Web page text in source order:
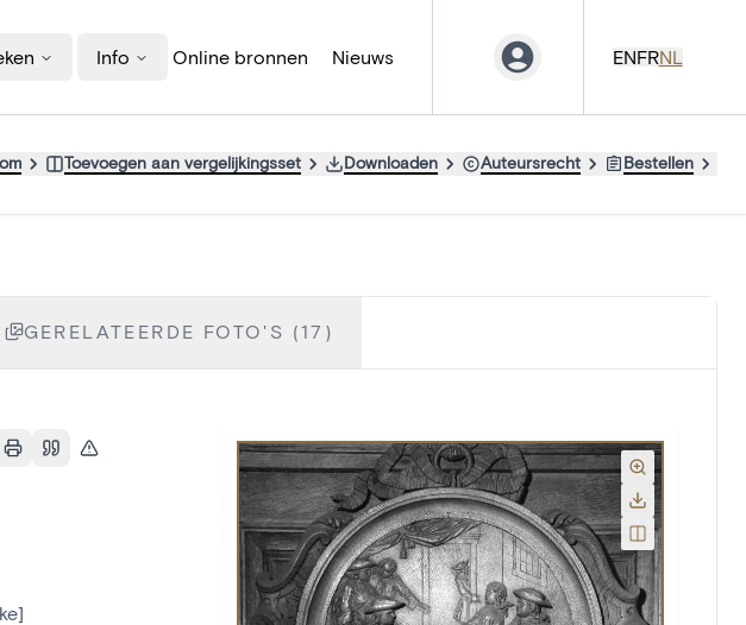
Info Online bronnen Nieuws ENFRNL
Toevoegen aan vergelijkingsset Downloaden Auteursrecht Bestellen
GERELATEERDE FOTO'S (17)